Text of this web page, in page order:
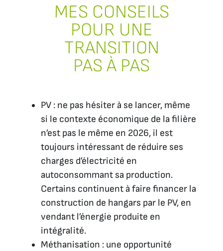
MES CONSEILS
POUR UNE
TRANSITION
PAS À PAS
PV : ne pas hésiter à se lancer, même
si le contexte économique de la filière
n’est pas le même en 2026, il est
toujours intéressant de réduire ses
charges d’électricité en
autoconsommant sa production.
Certains continuent à faire financer la
construction de hangars par le PV, en
vendant l’énergie produite en
intégralité.
Méthanisation : une opportunité